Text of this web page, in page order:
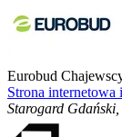
Eurobud
Strona internetowa
Starogard Gdański